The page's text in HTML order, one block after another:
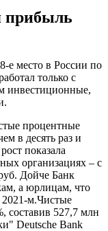
прибыль
е место в России по
только с
инвестиционные,
процентные
в десять раз и
показала
организациях – с
Дойче Банк
а юрлицам, что
2021-м.Чистые
составив 527,7 млн
Deutsche Bank